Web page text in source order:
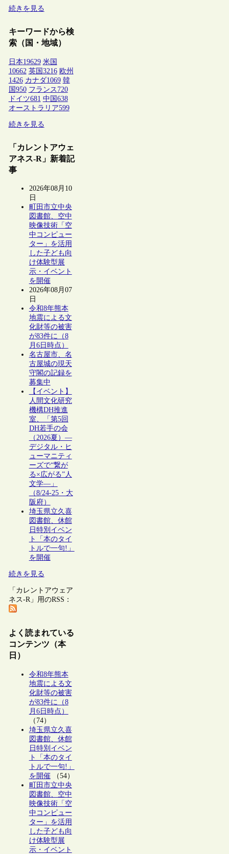
続きを見る
キーワードから検
索（国・地域）
日本19629 米国
10662 英国3216 欧州
1426 カナダ1069 韓
国950 フランス 720
ドイツ681 中国638
オーストラリア599
続きを見る
「カレントアウェ
アネス-R」新着記
事
2026年08月10
日
町田市立中央
図書館、空中
映像技術「空
中コンピュー
ター」を活用
した子ども向
け体験型展
示・イベント
を開催
2026年08月07
日
令和8年熊本
地震による文
化財等の被害
が83件に（8
月6日時点）
名古屋市、名
古屋城の現天
守閣の記録を
募集中
【イベント】
人間文化研究
機構DH推進
室、「第5回
DH若手の会
（2026夏）―
デジタル・ヒ
ューマニティ
ーズで“繋が
る×広がる”人
文学―」
（8/24-25・大
阪府）
埼玉県立久喜
図書館、休館
日特別イベン
ト「本のタイ
トルで一句!」
を開催
続きを見る
「カレントアウェア
ネス-R」用のRSS：
よく読まれている
コンテンツ（本
日）
令和8年熊本
地震による文
化財等の被害
が83件に（8
月6日時点）
（74）
埼玉県立久喜
図書館、休館
日特別イベン
ト「本のタイ
トルで一句!」
を開催（54）
町田市立中央
図書館、空中
映像技術「空
中コンピュー
ター」を活用
した子ども向
け体験型展
示・イベント